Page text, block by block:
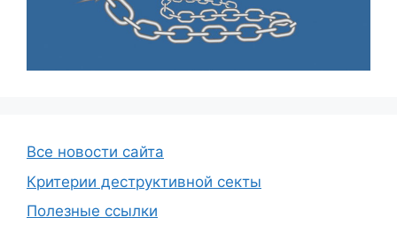
Все новости сайта
Критерии деструктивной секты
Полезные ссылки